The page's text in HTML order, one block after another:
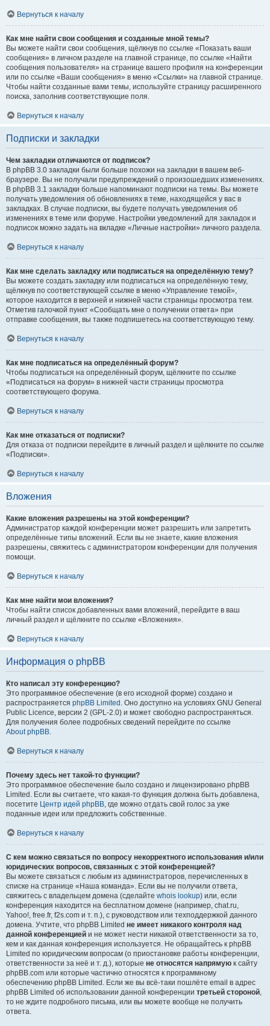
Вернуться к началу
Как мне найти свои сообщения и созданные мной темы?
Вы можете найти свои сообщения, щёлкнув по ссылке «Показать ваши
сообщения» в личном разделе на главной странице, по ссылке «Найти
сообщения пользователя» на странице вашего профиля на конференции
или по ссылке «Ваши сообщения» в меню «Ссылки» на главной странице.
Чтобы найти созданные вами темы, используйте страницу расширенного
поиска, заполнив соответствующие поля.
Вернуться к началу
Подписки и закладки
Чем закладки отличаются от подписок?
В phpBB 3.0 закладки были больше похожи на закладки в вашем веб-
браузере. Вы не получали предупреждений о произошедших изменениях.
В phpBB 3.1 закладки больше напоминают подписки на темы. Вы можете
получать уведомления об обновлениях в теме, находящейся у вас в
закладках. В случае подписки, вы будете получать уведомления об
изменениях в теме или форуме. Настройки уведомлений для закладок и
подписок можно задать на вкладке «Личные настройки» личного раздела.
Вернуться к началу
Как мне сделать закладку или подписаться на определённую тему?
Вы можете создать закладку или подписаться на определённую тему,
щёлкнув по соответствующей ссылке в меню «Управление темой»,
которое находится в верхней и нижней части страницы просмотра тем.
Отметив галочкой пункт «Сообщать мне о получении ответа» при
отправке сообщения, вы также подпишетесь на соответствующую тему.
Вернуться к началу
Как мне подписаться на определённый форум?
Чтобы подписаться на определённый форум, щёлкните по ссылке
«Подписаться на форум» в нижней части страницы просмотра
соответствующего форума.
Вернуться к началу
Как мне отказаться от подписки?
Для отказа от подписки перейдите в личный раздел и щёлкните по ссылке
«Подписки».
Вернуться к началу
Вложения
Какие вложения разрешены на этой конференции?
Администратор каждой конференции может разрешить или запретить
определённые типы вложений. Если вы не знаете, какие вложения
разрешены, свяжитесь с администратором конференции для получения
помощи.
Вернуться к началу
Как мне найти мои вложения?
Чтобы найти список добавленных вами вложений, перейдите в ваш
личный раздел и щёлкните по ссылке «Вложения».
Вернуться к началу
Информация о phpBB
Кто написал эту конференцию?
Это программное обеспечение (в его исходной форме) создано и
распространяется phpBB Limited . Оно доступно на условиях GNU General
Public Licence, версии 2 (GPL-2.0) и может свободно распространяться.
Для получения более подробных сведений перейдите по ссылке
About phpBB.
Вернуться к началу
Почему здесь нет такой-то функции?
Это программное обеспечение было создано и лицензировано phpBB
Limited. Если вы считаете, что какая-то функция должна быть добавлена,
посетите Центр идей phpBB, где можно отдать свой голос за уже
поданные идеи или предложить собственные.
Вернуться к началу
С кем можно связаться по вопросу некорректного использования и/или
юридических вопросов, связанных с этой конференцией?
Вы можете связаться с любым из администраторов, перечисленных в
списке на странице «Наша команда». Если вы не получили ответа,
свяжитесь с владельцем домена (сделайте whois lookup) или, если
конференция находится на бесплатном домене (например, chat.ru,
Yahoo!, free.fr, f2s.com и т. п.), с руководством или техподдержкой данного
домена. Учтите, что phpBB Limited не имеет никакого контроля над
данной конференцией и не может нести никакой ответственности за то,
кем и как данная конференция используется. Не обращайтесь к phpBB
Limited по юридическим вопросам (о приостановке работы конференции,
ответственности за неё и т. д.), которые не относятся напрямую к сайту
phpBB.com или которые частично относятся к программному
обеспечению phpBB Limited. Если же вы всё-таки пошлёте email в адрес
phpBB Limited об использовании данной конференции третьей стороной,
то не ждите подробного письма, или вы можете вообще не получить
ответа.